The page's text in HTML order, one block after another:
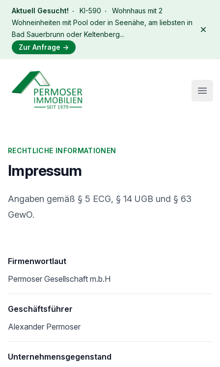
Aktuell Gesucht! KI-590
Wohnhaus mit 2
Wohneinheiten mit Pool oder in Seenähe, am liebsten in
Bad Sauerbrunn oder Keltenberg...
Zur Anfrage →
Immobilien Permoser Logo
RECHTLICHE INFORMATIONEN
Impressum
Angaben gemäß § 5 ECG, § 14 UGB und § 63
GewO.
Firmenwortlaut
Permoser Gesellschaft m.b.H
Geschäftsführer
Alexander Permoser
Unternehmensgegenstand